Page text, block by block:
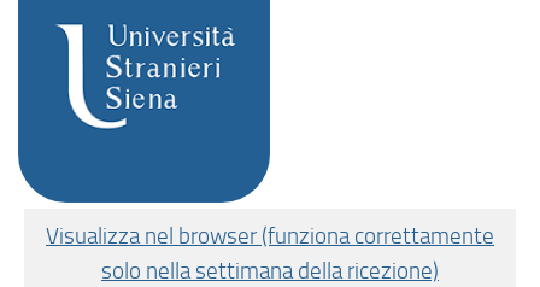
Visualizza nel browser (funziona correttamente
solo nella settimana della ricezione)